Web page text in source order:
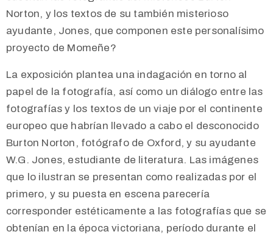
Norton, y los textos de su también misterioso
ayudante, Jones, que componen este personalísimo
proyecto de Momeñe?
La exposición plantea una indagación en torno al
papel de la fotografía, así como un diálogo entre las
fotografías y los textosde un viaje por el continente
europeo que habrían llevado a cabo el desconocido
Burton Norton, fotógrafo de Oxford, y su ayudante
W.G. Jones, estudiante de literatura. Las imágenes
que lo ilustran se presentan como realizadas por el
primero, y su puesta en escena parecería
corresponder estéticamente a las fotografías que se
obtenían en la época victoriana, período durante el